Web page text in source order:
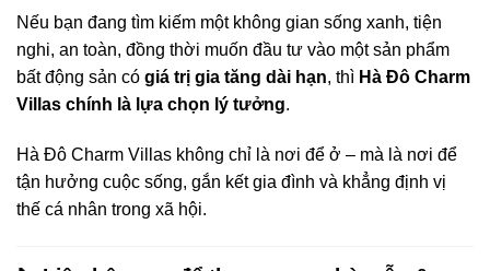
Nếu bạn đang tìm kiếm một không gian sống xanh, tiện
nghi, an toàn, đồng thời muốn đầu tư vào một sản phẩm
bất động sản có giá trị gia tăng dài hạn, thì Hà Đô Charm
Villas chính là lựa chọn lý tưởng.
Hà Đô Charm Villas không chỉ là nơi để ở – mà là nơi để
tận hưởng cuộc sống, gắn kết gia đình và khẳng định vị
thế cá nhân trong xã hội.